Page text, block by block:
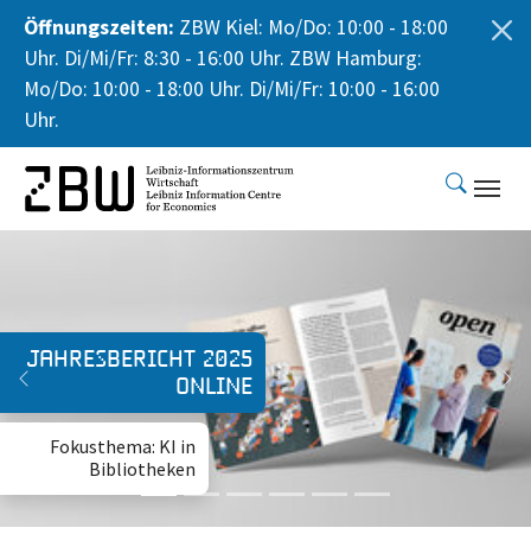
Öffnungszeiten: ZBW Kiel: Mo/Do: 10:00 - 18:00
Uhr. Di/Mi/Fr: 8:30 - 16:00 Uhr. ZBW Hamburg:
Mo/Do: 10:00 - 18:00 Uhr. Di/Mi/Fr: 10:00 - 16:00
Uhr.
Skip to main content
Expedition Open-
Science-Land
Eine Peer-to-Peer-
Publikation explizit
für die BWL-
Forschung
Previous